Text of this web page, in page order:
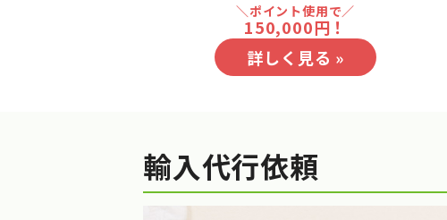
＼ポイント使用で／
150,000円！
詳しく見る »
輸入代行依頼